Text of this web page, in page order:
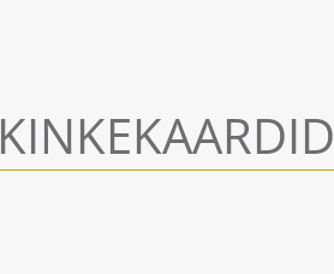
KINKEKAARDID